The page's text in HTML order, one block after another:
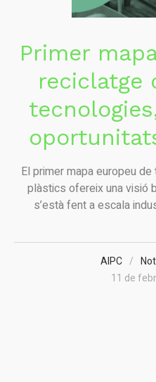
Primer
reciclatge
El primer mapa europeu
plàstics ofereix una visió
s’està fent a escala
AIPC
11 de